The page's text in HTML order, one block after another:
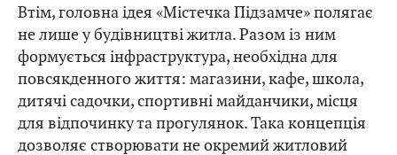
Втім, головна ідея «Містечка Підзамче» полягає
не лише у будівництві житла. Разом із ним
формується інфраструктура, необхідна для
повсякденного життя: магазини, кафе, школа,
дитячі садочки, спортивні майданчики, місця
для відпочинку та прогулянок. Така концепція
дозволяє створювати не окремий житловий